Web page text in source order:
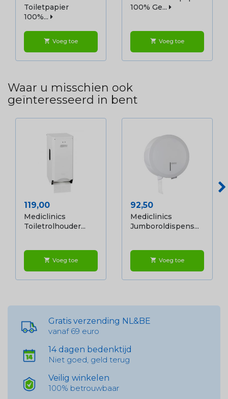
Toiletpapier
100%...
shopping_cart Voeg toe
100% Ge...
shopping_cart Voeg toe
Waar u misschien ook
geïnteresseerd in bent
Prijs
119,00
Mediclinics
Toiletrolhouder...
shopping_cart Voeg toe
Prijs
92,50
Mediclinics
Jumboroldispens...
shopping_cart Voeg toe
Gratis verzending NL&BE
vanaf 69 euro
14 dagen bedenktijd
Niet goed, geld terug
Veilig winkelen
100% betrouwbaar